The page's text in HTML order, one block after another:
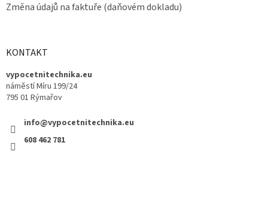
Změna údajů na faktuře (daňovém dokladu)
KONTAKT
vypocetnitechnika.eu
náměstí Míru 199/24
795 01 Rýmařov
info@vypocetnitechnika.eu
608 462 781